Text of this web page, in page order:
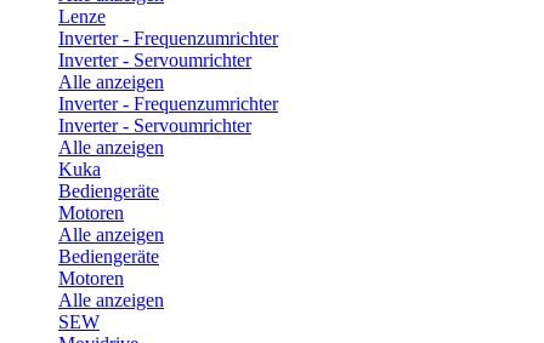
Lenze
Inverter - Frequenzumrichter
Inverter - Servoumrichter
Alle anzeigen
Inverter - Frequenzumrichter
Inverter - Servoumrichter
Alle anzeigen
Kuka
Bediengeräte
Motoren
Alle anzeigen
Bediengeräte
Motoren
Alle anzeigen
SEW